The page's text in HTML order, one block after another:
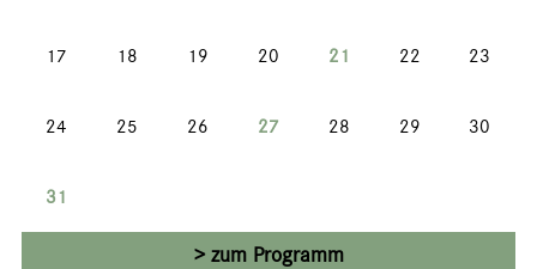
17 18 19 20 21 22 23
24 25 26 27 28 29 30
31
zum Programm